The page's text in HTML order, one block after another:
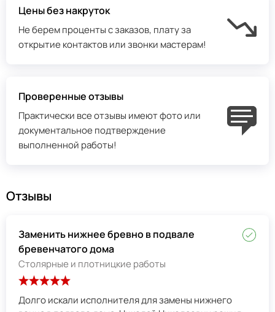
Цены без накруток
Не берем проценты с заказов, плату за
открытие контактов или звонки мастерам!
Проверенные отзывы
Практически все отзывы имеют фото или
документальное подтверждение
выполненной работы!
Отзывы
Заменить нижнее бревно в подвале
бревенчатого дома
Столярные и плотницкие работы
Долго искали исполнителя для замены нижнего